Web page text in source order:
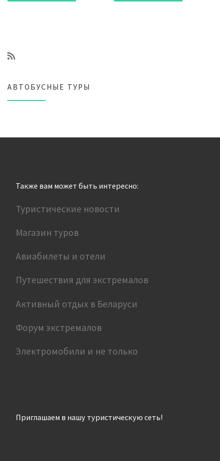
АВТОБУСНЫЕ ТУРЫ
Также вам может быть интересно:
Туристические новости
Магазин туров
Авиабилеты и отели
Путешествия для экстремалов
Активный отдых в Беларуси
Форум экстремалов
Электромобили и не только
Приглашаем в нашу туристическую сеть!